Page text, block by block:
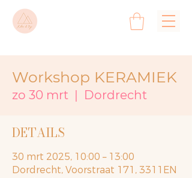
Workshop KERAMIEK
zo 30 mrt
  |
Dordrecht
DETAILS
30 mrt 2025, 10:00 – 13:00
Dordrecht, Voorstraat 171, 3311EN